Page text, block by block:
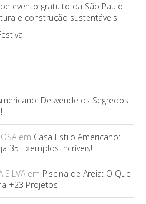
evento gratuito da São Paulo
e construção sustentáveis
Desvende os Segredos
em Casa Estilo Americano:
35 Exemplos Incríveis!
SILVAem Piscina de Areia: O Que
+23 Projetos